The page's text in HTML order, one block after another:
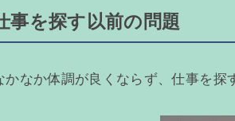
事を探す以前の問題
かなか体調が良くならず、仕事を探